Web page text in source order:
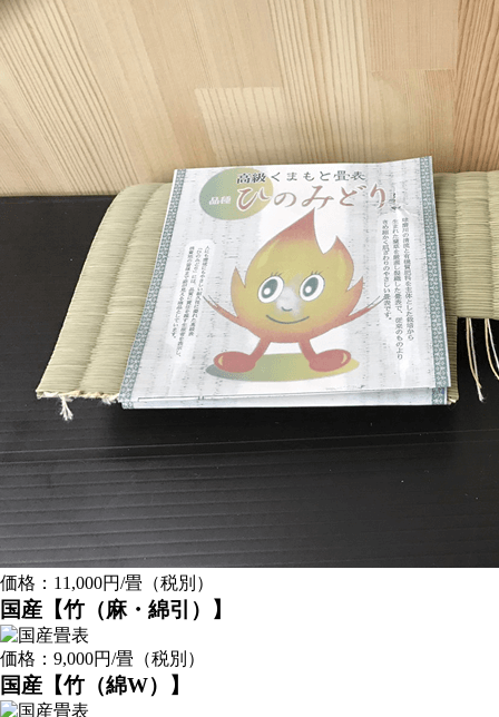
価格：11,000円/畳（税別）
国産【竹（麻・綿引）】
価格：9,000円/畳（税別）
国産【竹（綿W）】